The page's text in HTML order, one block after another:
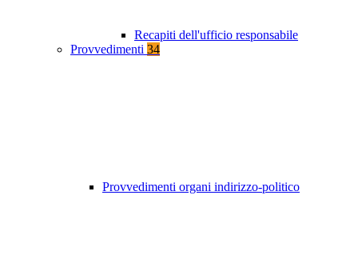
Recapiti dell'ufficio responsabile
Provvedimenti 34
Provvedimenti organi indirizzo-politico